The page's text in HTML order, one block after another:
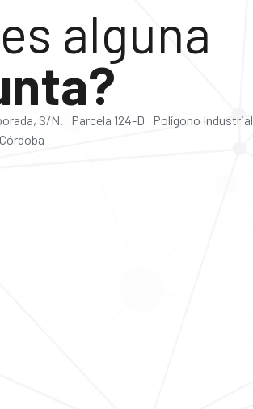
alguna
S/N. Parcela 124-D Polígono Industrial